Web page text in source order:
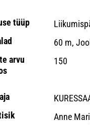
tüüp
60 m,
arvu
150
Anne